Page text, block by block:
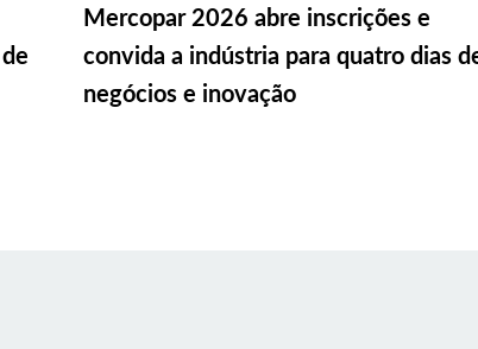
Mercopar 2026 abre inscrições e
convida a indústria para quatro dias
negócios e inovação